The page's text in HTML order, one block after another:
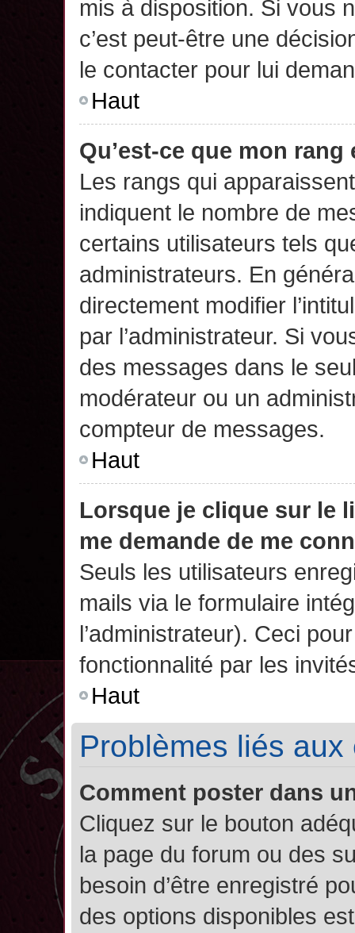
mis à disposition. Si vous
c’est peut-être une
le contacter pour lui
Haut
Qu’est-ce que mon
Les rangs qui
indiquent le nombre de
certains utilisateurs tels
administrateurs. En
directement modifier
par l’administrateur. Si
des messages dans le
modérateur ou un
compteur de messages.
Haut
Lorsque je clique sur le
me demande de me
Seuls les utilisateurs
mails via le formulaire
l’administrateur). Ceci
fonctionnalité par les
Haut
Problèmes liés
Comment poster dans
Cliquez sur le bouton
la page du forum ou des
besoin d’être enregistré
des options disponibles